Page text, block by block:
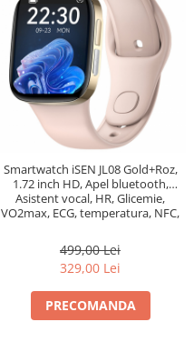
Smartwatch iSEN JL08 Gold+Roz,
1.72 inch HD, Apel bluetooth,
Asistent vocal, HR, Glicemie,
VO2max, ECG, temperatura, NFC,
499,00 Lei
329,00 Lei
PRECOMANDA